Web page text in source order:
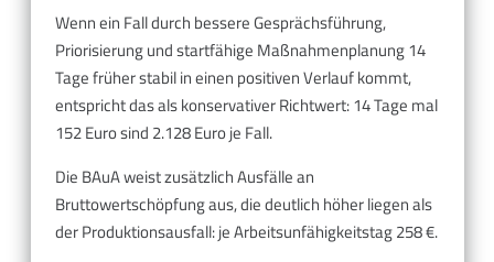
Wenn ein Fall durch bessere Gesprächsführung,
Priorisierung und startfähige Maßnahmenplanung 14
Tage früher stabil in einen positiven Verlauf kommt,
entspricht das als konservativer Richtwert: 14 Tage mal
152 Euro sind 2.128 Euro je Fall.
Die BAuA weist zusätzlich Ausfälle an
Bruttowertschöpfung aus, die deutlich höher liegen als
der Produktionsausfall: je Arbeitsunfähigkeitstag 258 €.